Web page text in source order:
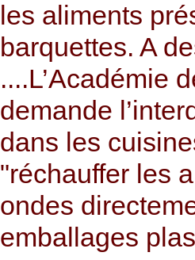
les aliments
barquettes. A
....L’Académie
demande
dans les
"réchauffer les
ondes
emballages